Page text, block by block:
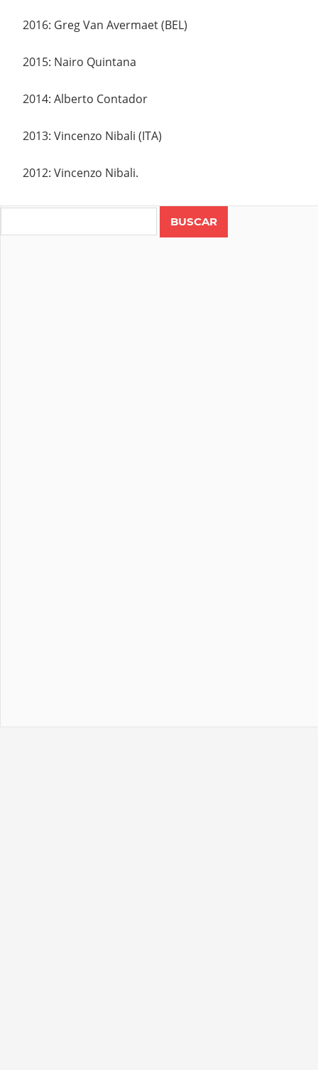
2016: Greg Van Avermaet (BEL)
2015: Nairo Quintana
2014: Alberto Contador
2013: Vincenzo Nibali (ITA)
2012: Vincenzo Nibali.